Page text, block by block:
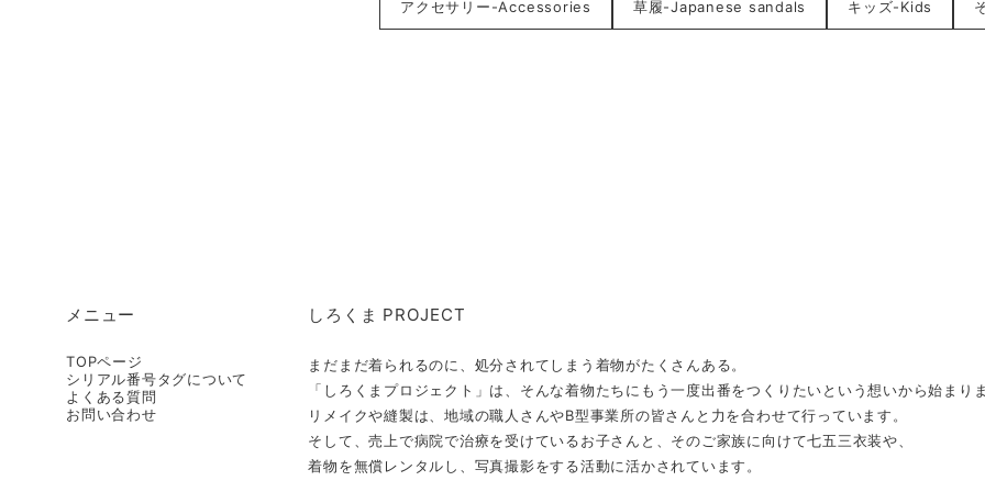
アクセサリー-Accessories 草履-Japanese sandals キッズ-Kids
しろくま PROJECT
まだまだ着られるのに、処分されてしまう着物がたくさんある。
「しろくまプロジェクト」は、そんな着物たちにもう一度出番をつくりたいという想いから始まり
リメイクや縫製は、地域の職人さんやB型事業所の皆さんと力を合わせて行っています。
そして、売上で病院で治療を受けているお子さんと、そのご家族に向けて七五三衣装や、
着物を無償レンタルし、写真撮影をする活動に活かされています。
メニュー
TOPページ
シリアル番号タグについて
よくある質問
お問い合わせ